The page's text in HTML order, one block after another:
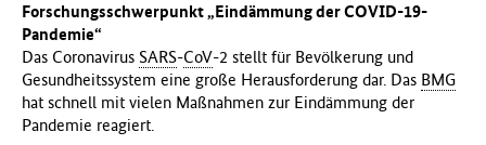
Forschungsschwerpunkt „Eindämmung der COVID-19-
Pandemie“
Das Coronavirus SARS-CoV-2 stellt für Bevölkerung und
Gesundheitssystem eine große Herausforderung dar. Das BMG
hat schnell mit vielen Maßnahmen zur Eindämmung der
Pandemie reagiert.